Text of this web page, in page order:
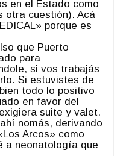
en el Estado como
otra cuestión). Acá
porque es
que Puerto
para
si vos trabajás
Si estuvistes de
todo lo positivo
en favor del
suite y valet.
nomás, derivando
Arcos» como
a neonatología que